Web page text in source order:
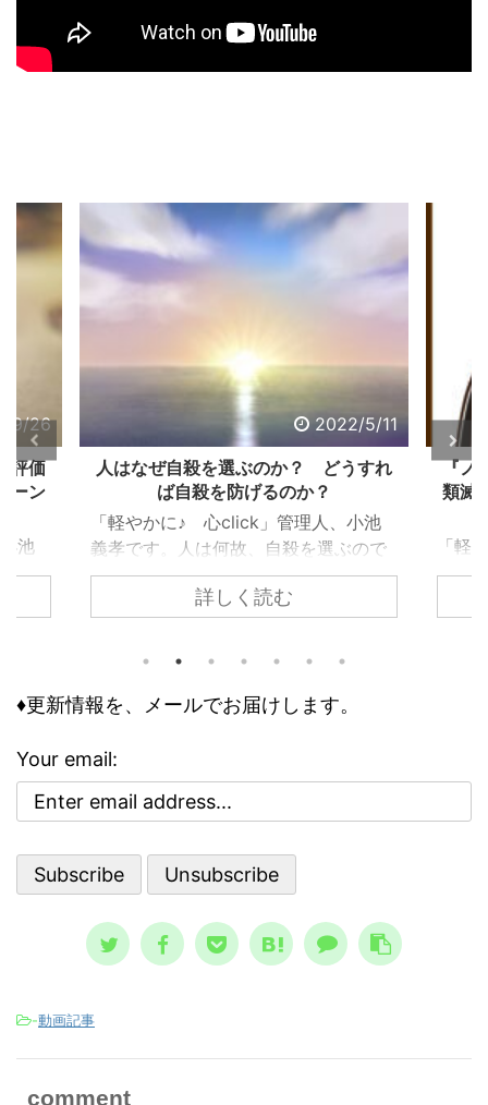
9/26
評価
ーン
池
生き
あ
う評
気分
な自
今回
自
自分
2022/5/11
人はなぜ自殺を選ぶのか？ どうすれ
ば自殺を防げるのか？
「軽やかに♪ 心click」管理人、小池
義孝です。人は何故、自殺を選ぶので
しょうか？ 自殺するまで追い込まれ
ない為には、どうすれば良いのでしょ
が、共通するのは精神トーンの問題で
に取り組む前に、基本の大枠として知
クが高まる３つの精神状態 人は、ど
ういう時に自殺に至るのか？ その精
神状態を詳しく知っておくのは、周囲
なりません。 一般的に広まっている
ノウハウ ...
詳しく読む
『ノ
類滅
「軽
義孝
て、
亡シ
♦更新情報を、メールでお届けします。
Your email:
-動画記事
comment